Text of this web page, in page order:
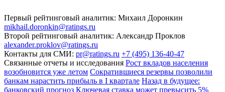
Первый рейтинговый аналитик: Михаил Доронкин
mikhail.doronkin@ratings.ru
Второй рейтинговый аналитик: Александр Проклов
alexander.proklov@ratings.ru
Контакты для СМИ: pr@ratings.ru +7 (495) 136-40-47
Связанные отчеты и исследования Рост вкладов населения
возобновится уже летом Сократившиеся резервы позволили
банкам нарастить прибыль в I квартале Назад в будущее:
банковский прогноз Ключевая ставка может превысить 5%